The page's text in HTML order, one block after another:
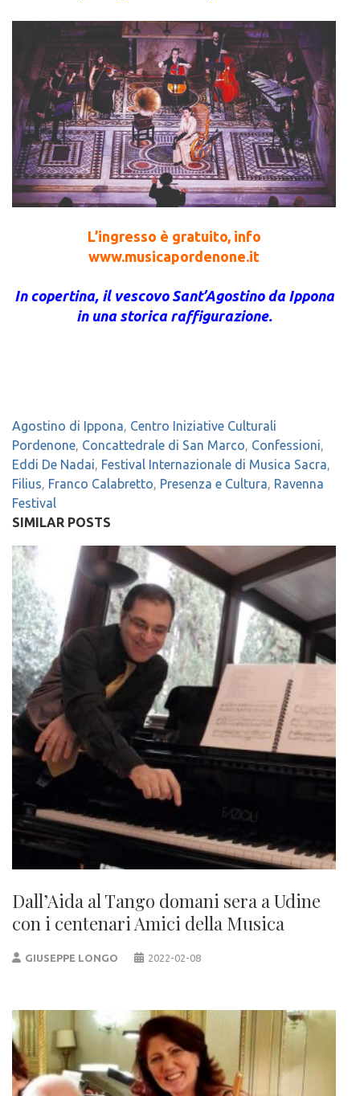
L’ingresso è gratuito, info
www.musicapordenone.it
In copertina, il vescovo Sant’Agostino da Ippona
in una storica raffigurazione.
Agostino di Ippona Centro Iniziative Culturali
Pordenone Concattedrale di San Marco Confessioni
Eddi De Nadai Festival Internazionale di Musica Sacra
Filius Franco Calabretto Presenza e Cultura Ravenna
Festival
SIMILAR POSTS
Dall’Aida al Tango domani sera a Udine
con i centenari Amici della Musica
GIUSEPPE LONGO 2022-02-08